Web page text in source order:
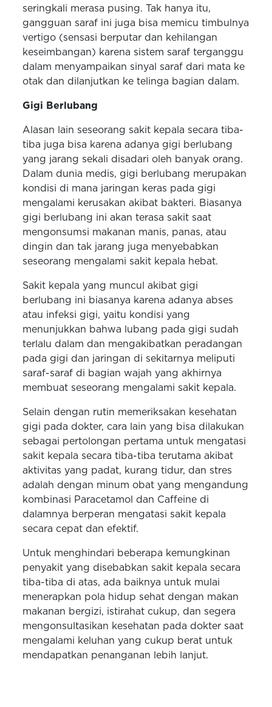
seringkali merasa pusing. Tak hanya itu,
gangguan saraf ini juga bisa memicu timbulnya
vertigo (sensasi berputar dan kehilangan
keseimbangan) karena sistem saraf terganggu
dalam menyampaikan sinyal saraf dari mata ke
otak dan dilanjutkan ke telinga bagian dalam.
Gigi Berlubang
Alasan lain seseorang sakit kepala secara tiba-
tiba juga bisa karena adanya gigi berlubang
yang jarang sekali disadari oleh banyak orang.
Dalam dunia medis, gigi berlubang merupakan
kondisi di mana jaringan keras pada gigi
mengalami kerusakan akibat bakteri. Biasanya
gigi berlubang ini akan terasa sakit saat
mengonsumsi makanan manis, panas, atau
dingin dan tak jarang juga menyebabkan
seseorang mengalami sakit kepala hebat.
Sakit kepala yang muncul akibat gigi
berlubang ini biasanya karena adanya abses
atau infeksi gigi, yaitu kondisi yang
menunjukkan bahwa lubang pada gigi sudah
terlalu dalam dan mengakibatkan peradangan
pada gigi dan jaringan di sekitarnya meliputi
saraf-saraf di bagian wajah yang akhirnya
membuat seseorang mengalami sakit kepala.
Selain dengan rutin memeriksakan kesehatan
gigi pada dokter, cara lain yang bisa dilakukan
sebagai pertolongan pertama untuk mengatasi
sakit kepala secara tiba-tiba terutama akibat
aktivitas yang padat, kurang tidur, dan stres
adalah dengan minum obat yang mengandung
kombinasi Paracetamol dan Caffeine di
dalamnya berperan mengatasi sakit kepala
secara cepat dan efektif.
Untuk menghindari beberapa kemungkinan
penyakit yang disebabkan sakit kepala secara
tiba-tiba di atas, ada baiknya untuk mulai
menerapkan pola hidup sehat dengan makan
makanan bergizi, istirahat cukup, dan segera
mengonsultasikan kesehatan pada dokter saat
mengalami keluhan yang cukup berat untuk
mendapatkan penanganan lebih lanjut.